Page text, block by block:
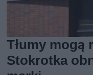
Tłumy mogą
Stokrotka